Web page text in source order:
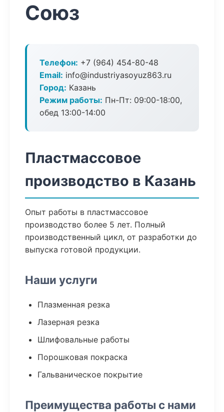
Союз
Телефон: +7 (964) 454-80-48
Email: info@industriyasoyuz863.ru
Город: Казань
Режим работы: Пн-Пт: 09:00-18:00,
обед 13:00-14:00
Пластмассовое
производство в Казань
Опыт работы в пластмассовое
производство более 5 лет. Полный
производственный цикл, от разработки до
выпуска готовой продукции.
Наши услуги
Плазменная резка
Лазерная резка
Шлифовальные работы
Порошковая покраска
Гальваническое покрытие
Преимущества работы с нами